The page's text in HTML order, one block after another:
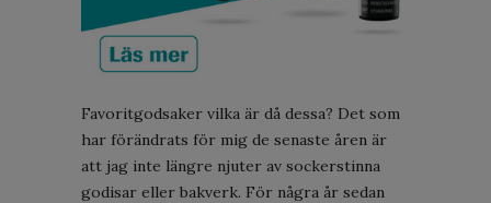
Favoritgodsaker vilka är då dessa? Det som
har förändrats för mig de senaste åren är
att jag inte längre njuter av sockerstinna
godisar eller bakverk. För några år sedan